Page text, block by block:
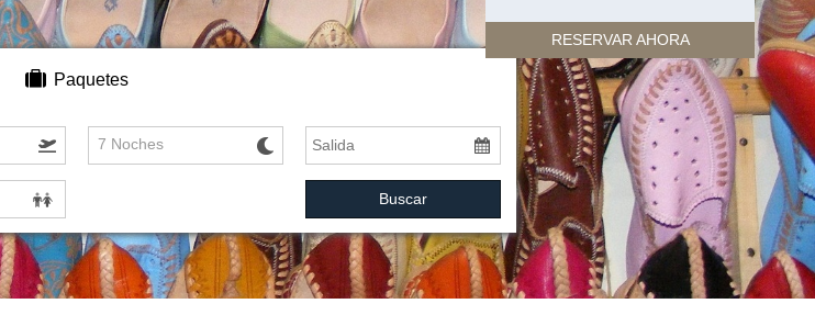
RESERVAR AHORA
Paquetes
7 Noches
Buscar